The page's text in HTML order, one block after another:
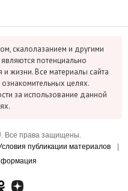
скалолазанием и другими
потенциально
жизни. Все материалы сайта
целях.
за использование данной
Все права защищены.
публикации материалов